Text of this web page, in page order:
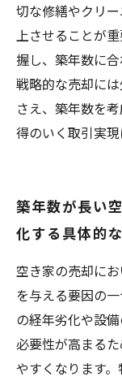
切な修繕やクリ
上させることが
握し、築年数に
戦略的な売却に
さえ、築年数を
得のいく取引実現
築年数が長い
化する具体的
空き家の売却に
を与える要因の
の経年劣化や設
必要性が高まる
やすくなります